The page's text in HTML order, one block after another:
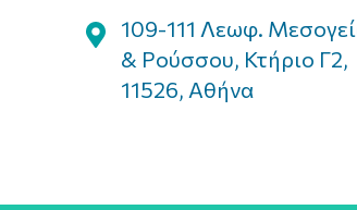
109-111 Λεωφ.
& Ρούσσου, Κτήριο Γ2,
11526, Αθήνα